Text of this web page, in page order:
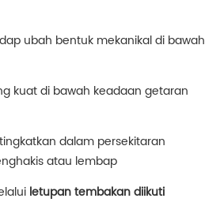
ubah bentuk mekanikal di bawah
kuat di bawah keadaan getaran
dalam persekitaran
atau lembap
letupan tembakan diikuti